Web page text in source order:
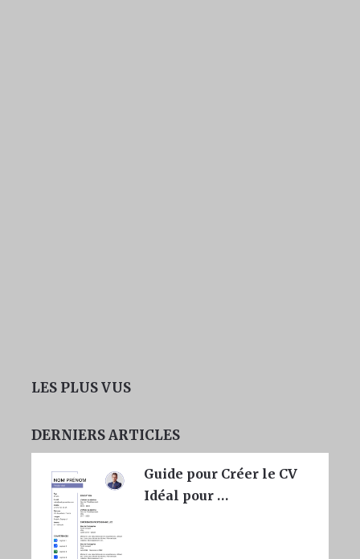
LES PLUS VUS
DERNIERS ARTICLES
Guide pour Créer le CV
Idéal pour …